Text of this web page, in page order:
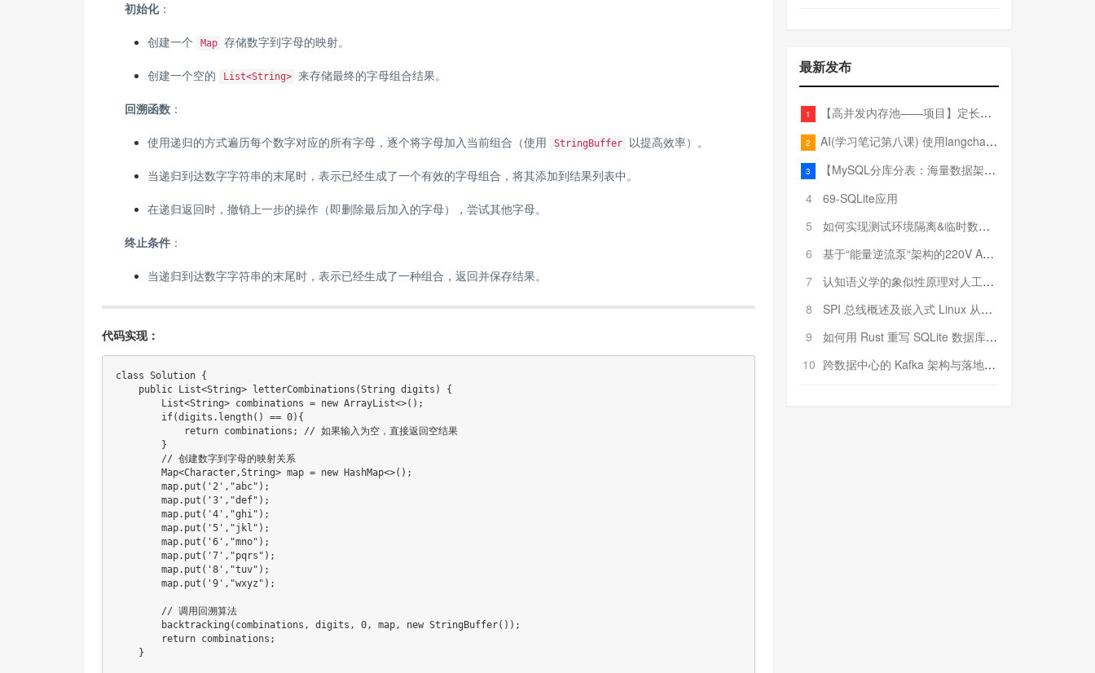
初始化：
创建一个 Map 存储数字到字母的映射。
创建一个空的 List<String> 来存储最终的字母组合结果。
回溯函数 ：
使用递归的方式遍历每个数字对应的所有字母，逐个将字母加入当前组合（使用 StringBuffer 以提高效率）。
当递归到达数字字符串的末尾时，表示已经生成了一个有效的字母组合，将其添加到结果列表中。
在递归返回时，撤销上一步的操作（即删除最后加入的字母），尝试其他字母。
终止条件 ：
当递归到达数字字符串的末尾时，表示已经生成了一种组合，返回并保存结果。
代码实现：
class Solution {
    public List<String> letterCombinations(String digits) {
        List<String> combinations = new ArrayList<>();
        if(digits.length() == 0){
            return combinations; // 如果输入为空，直接返回空结果
        }
        // 创建数字到字母的映射关系
        Map<Character,String> map = new HashMap<>();
        map.put('2',"abc");
        map.put('3',"def");
        map.put('4',"ghi");
        map.put('5',"jkl");
        map.put('6',"mno");
        map.put('7',"pqrs");
        map.put('8',"tuv");
        map.put('9',"wxyz");
        // 调用回溯算法
        backtracking(combinations, digits, 0, map, new StringBuffer());
        return combinations;
    }
最新发布
1 【高并发内存池——项目】定长内存池——开胃小菜
2 AI(学习笔记第八课) 使用langchain的embedding models
3
【MySQL分库分表：海量数据架构的终极解决方案】
4
69-SQLite应用
5
如何实现测试环境隔离&临时数据库（pytest+SQLite）
6
基于“能量逆流泵“架构的220V AC至20V DC 300W高效电源设计
7
认知语义学的象似性原理对人工智能自然语言处理深层语义分析的影响与启示
8
SPI 总线概述及嵌入式 Linux 从属 SPI 设备驱动程序开发（第二部分，实践）
9
如何用 Rust 重写 SQLite 数据库（二）:是否有市场空间？
10 跨数据中心的 Kafka 架构与落地实战